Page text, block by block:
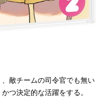
督：大西穣美術設定：
、敵チームの司令官でも無い
つ決定的な活躍をする。